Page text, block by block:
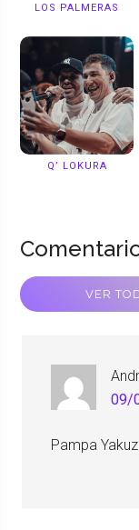
LOS PALMERAS
Q’ LOKURA
VER
09/
Pampa